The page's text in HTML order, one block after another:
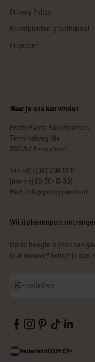
Privacy Policy
Kunstplanten groothandel
Projecten
Waar je ons kan vinden
PrettyPlants Kunstplanten
Terminalweg 19a
3821AJ Amersfoort
Tel: +31 (0)33 208 10 11
(ma-vrij 09:30-13:30)
Mail: info@prettyplants.nl
Wil jij plantenpost
Op de hoogte blijven van
leuk nieuws? Schrijf je dan
E-mailadres
Abonneren
Nederland (EUR €)